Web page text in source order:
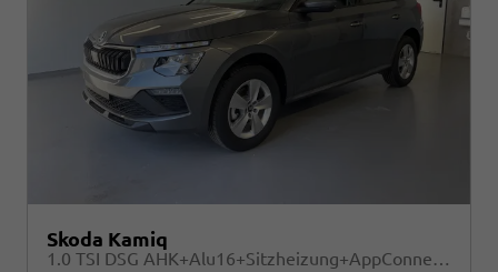
Skoda Kamiq
1.0 TSI DSG AHK+Alu16+Sitzheizung+AppConnect+GV5+LED+Nebel+Klima